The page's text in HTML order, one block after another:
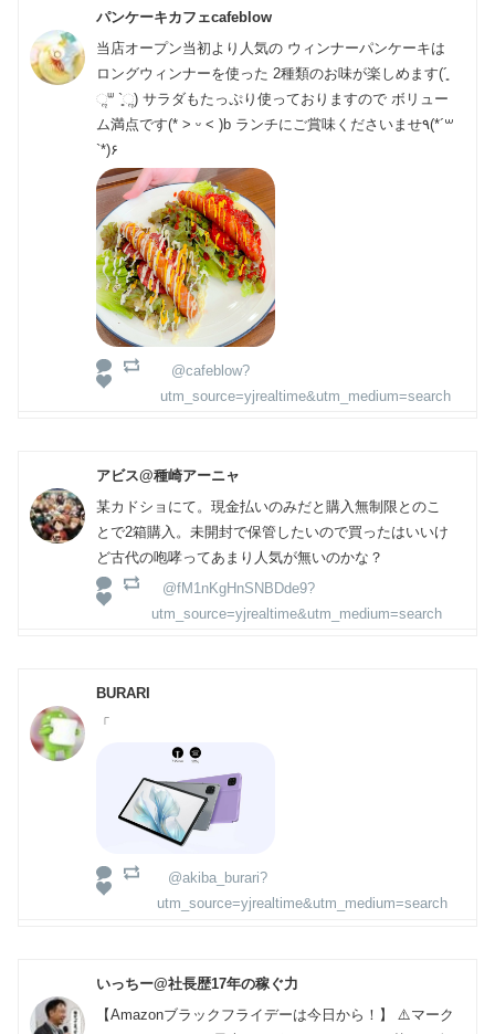
パンケーキカフェcafeblow
当店オープン当初より人気の ウィンナーパンケーキは
ロングウィンナーを使った 2種類のお味が楽しめます(´͈
ૢᐜ `͈ૢ) サラダもたっぷり使っておりますので ボリュー
ム満点です(* ˃ ᵕ ˂ )b ランチにご賞味くださいませ٩(*´꒳
`*)۶
@cafeblow?
utm_source=yjrealtime&utm_medium=search
アビス@種崎アーニャ
某カドショにて。現金払いのみだと購入無制限とのこ
とで2箱購入。未開封で保管したいので買ったはいいけ
ど古代の咆哮ってあまり人気が無いのかな？
@fM1nKgHnSNBDde9?
utm_source=yjrealtime&utm_medium=search
BURARI
「
@akiba_burari?
utm_source=yjrealtime&utm_medium=search
いっちー@社長歴17年の稼ぐ力
【Amazonブラックフライデーは今日から！】 ⚠️マーク